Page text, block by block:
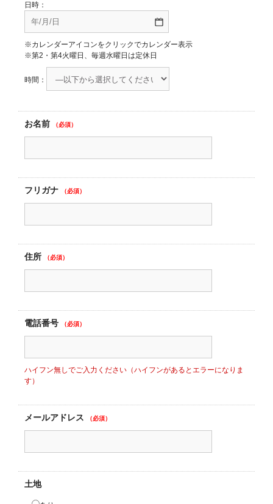
日時：
※カレンダーアイコンをクリックでカレンダー表示
※第2・第4火曜日、毎週水曜日は定休日
時間：
お名前 （必須）
フリガナ （必須）
住所 （必須）
電話番号 （必須）
ハイフン無しでご入力ください（ハイフンがあるとエラーになりま
す）
メールアドレス （必須）
土地